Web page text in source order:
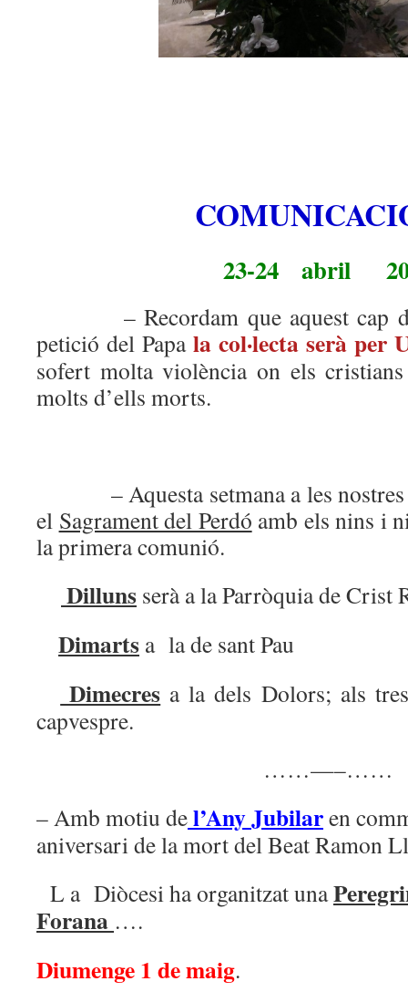
23-24 abril
– Recordam que aquest cap de
petició del Papa la col·lecta serà per
sofert molta violència on els
molts d’ells morts.
– Aquesta setmana a les nostres
el Sagrament del Perdó amb els nins i
la primera comunió.
Dilluns serà a la Parròquia de Crist
Dimarts a la de sant Pau
Dimecres a la dels Dolors; als
capvespre.
……—–……
– Amb motiu del’Any Jubilaren
aniversari de la mort del Beat Ramon
L a Diòcesi ha organitzat una
Forana ….
Diumenge 1 de maig.